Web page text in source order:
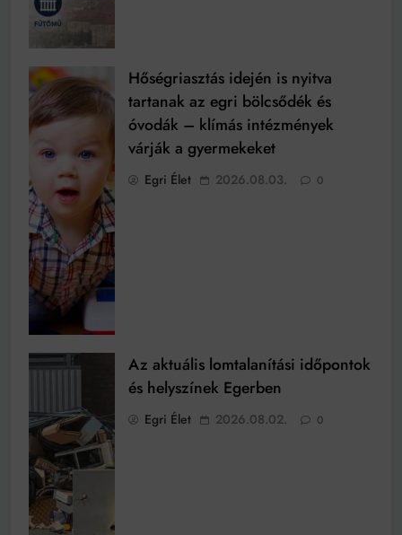
Hőségriasztás idején is nyitva
tartanak az egri bölcsődék és
óvodák – klímás intézmények
várják a gyermekeket
Egri Élet 2026.08.03. 0
Az aktuális lomtalanítási időpontok
és helyszínek Egerben
Egri Élet 2026.08.02. 0